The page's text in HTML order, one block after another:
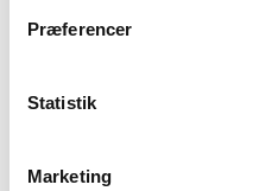
Præferencer
Statistik
Marketing